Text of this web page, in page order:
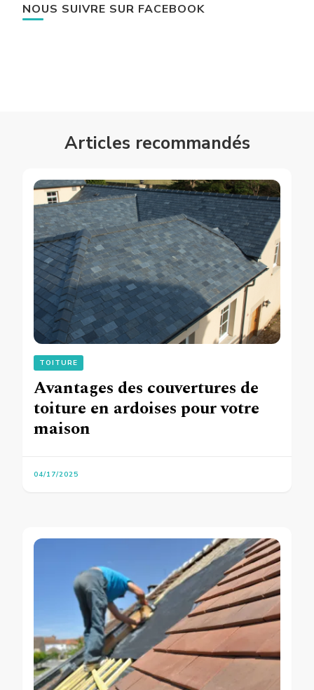
NOUS SUIVRE SUR FACEBOOK
Articles recommandés
TOITURE
Avantages des couvertures de
toiture en ardoises pour votre
maison
04/17/2025